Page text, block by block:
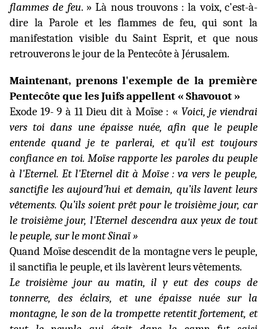
flammes de feu. » Là nous trouvons : la voix, c'est-à-
dire la Parole et les flammes de feu, qui sont la
manifestation visible du Saint Esprit, et que nous
retrouverons le jour de la Pentecôte à Jérusalem.
Maintenant, prenons l'exemple de la première
Pentecôte que les Juifs appellent « Shavouot »
Exode 19- 9 à 11 Dieu dit à Moïse : « Voici, je viendrai
vers toi dans une épaisse nuée,afin que le peuple
entende quand je te parlerai, et qu'il est toujours
confiance en toi. Moïse rapporte les paroles du peuple
à l'Eternel. Et l'Eternel dit à Moïse : va vers le peuple,
sanctifie les aujourd'hui et demain, qu’ils lavent leurs
vêtements. Qu’ils soient prêt pour le troisième jour, car
le troisième jour, l'Eternel descendra aux yeux de tout
le peuple, sur le mont Sinaï »
Quand Moïse descendit de la montagne vers le peuple,
ilsanctifia le peuple, et ils lavèrent leurs vêtements.
Le troisième jour au matin, il y eut des coups de
tonnerre, des éclairs, et une épaisse nuée sur la
montagne, le son de la trompette retentit fortement, et